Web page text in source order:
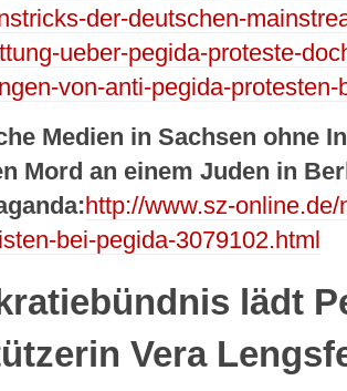
der-deutschen-
ueber-pegida-proteste-
von-anti-pegida-protesten-
Medien in Sachsen ohne
Mord an einem Juden in
http://www.sz-
bei-pegida-3079102.html
lädt
Vera